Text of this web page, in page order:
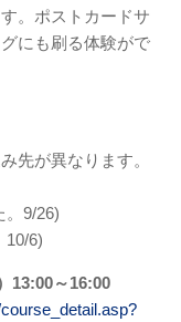
。ポストカードサ
にも刷る体験がで
先が異なります。
。9/26)
10/6)
13:00～16:00